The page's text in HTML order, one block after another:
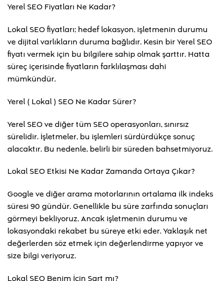
Yerel SEO Fiyatları Ne Kadar?
Lokal SEO fiyatları; hedef lokasyon, işletmenin durumu
ve dijital varlıkların duruma bağlıdır. Kesin bir Yerel SEO
fiyatı vermek için bu bilgilere sahip olmak şarttır. Hatta
süreç içerisinde fiyatların farklılaşması dahi
mümkündür.
Yerel ( Lokal ) SEO Ne Kadar Sürer?
Yerel SEO ve diğer tüm SEO operasyonları, sınırsız
sürelidir. İşletmeler, bu işlemleri sürdürdükçe sonuç
alacaktır. Bu nedenle, belirli bir süreden bahsetmiyoruz.
Lokal SEO Etkisi Ne Kadar Zamanda Ortaya Çıkar?
Google ve diğer arama motorlarının ortalama ilk indeks
süresi 90 gündür. Genellikle bu süre zarfında sonuçları
görmeyi bekliyoruz. Ancak işletmenin durumu ve
lokasyondaki rekabet bu süreye etki eder. Yaklaşık net
değerlerden söz etmek için değerlendirme yapıyor ve
size bilgi veriyoruz.
Lokal SEO Benim İçin Şart mı?